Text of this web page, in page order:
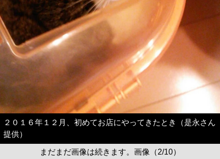
２０１６年１２月、初めてお店にやってきたとき（是永さん
提供）
まだまだ画像は続きます。画像（2/10）